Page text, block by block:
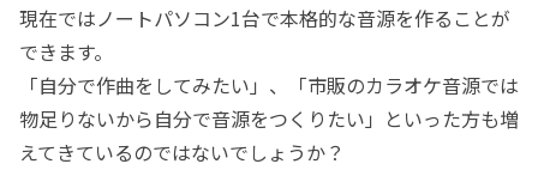
現在ではノートパソコン1台で本格的な音源を作ることが
できます。
「自分で作曲をしてみたい」、「市販のカラオケ音源では
物足りないから自分で音源をつくりたい」といった方も増
えてきているのではないでしょうか？